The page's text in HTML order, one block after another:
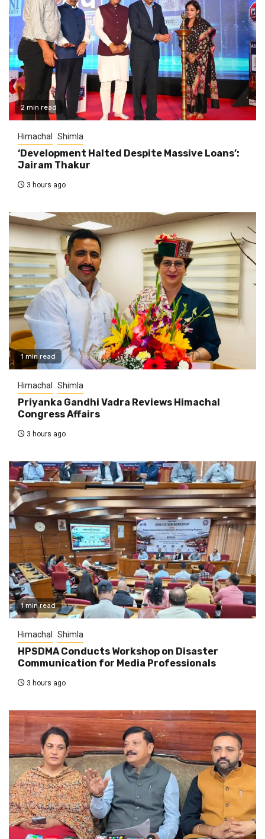
2 min read
Himachal Shimla
‘Development Halted Despite Massive Loans’:
Jairam Thakur
3 hours ago
1 min read
Himachal Shimla
Priyanka Gandhi Vadra Reviews Himachal
Congress Affairs
3 hours ago
1 min read
Himachal Shimla
HPSDMA Conducts Workshop on Disaster
Communication for Media Professionals
3 hours ago